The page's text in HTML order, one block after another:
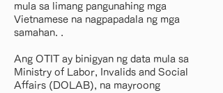
mula sa limang pangunahing mga
Vietnamese na nagpapadala ng mga
samahan. .
Ang OTIT ay binigyan ng data mula sa
Ministry of Labor, Invalids and Social
Affairs (DOLAB), na mayroong